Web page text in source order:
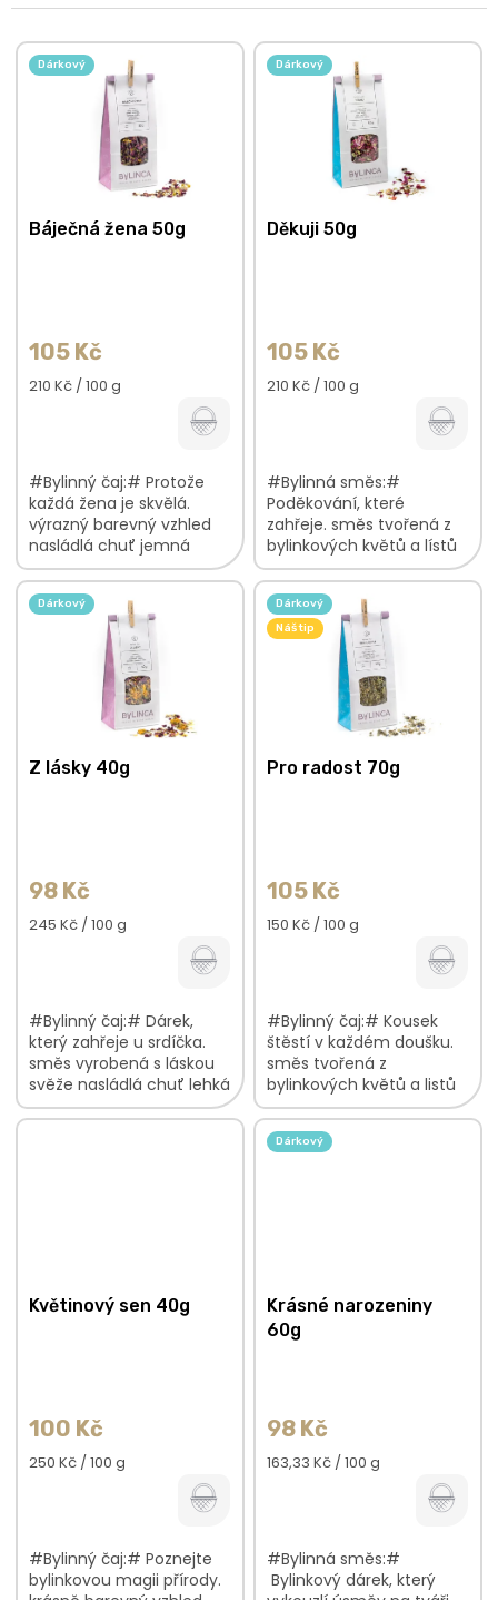
n
V
Dárkový
Báječná žena 50g
105 Kč
Měrná
210 Kč / 100 g
#Bylinný čaj:# Protože
každá žena je skvělá.
výrazný barevný vzhled
nasládlá chuť jemná
květinová vůně V
bylinkové směsi najdete:
Heřmánekkvět...
Dárkový
Děkuji 50g
105 Kč
Měrná
210 Kč / 100 g
#Bylinná směs:#
Poděkování, které
zahřeje. směs tvořená z
bylinkových květů a lístů
květinová chuť s
osvěžujícím nádechem
jemná, květinově-
citrusová vůně V
bylinkové...
Dárkový
Z lásky 40g
98 Kč
Měrná
245 Kč / 100 g
#Bylinný čaj:# Dárek,
který zahřeje u srdíčka.
směs vyrobená s láskou
svěže nasládlá chuť lehká
květinová vůně s
citrusovými podtóny V
Dárkový
Náš tip
Pro radost 70g
105 Kč
Měrná
150 Kč / 100 g
#Bylinný čaj:# Kousek
štěstí v každém doušku.
směs tvořená z
bylinkových květů a listů
jemná vůně s
květinovými podtóny
hladká, nasládlá chuť V
Květinový sen 40g
100 Kč
Měrná
250 Kč / 100 g
#Bylinný čaj:# Poznejte
bylinkovou magii přírody.
Dárkový
Krásné narozeniny
60g
98 Kč
Měrná
163,33 Kč / 100 g
#Bylinná směs:#
Bylinkový dárek, který